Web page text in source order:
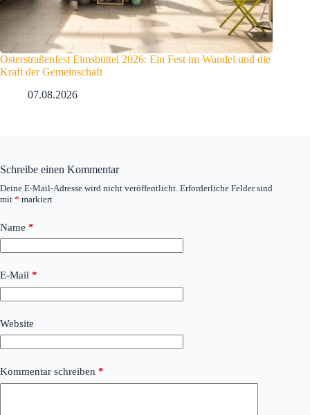
Osterstraßenfest Eimsbüttel 2026: Ein Fest im Wandel und die
Kraft der Gemeinschaft
07.08.2026
Schreibe einen Kommentar
Deine E-Mail-Adresse wird nicht veröffentlicht. Erforderliche Felder sind
mit * markiert
Name *
E-Mail *
Website
Kommentar schreiben *